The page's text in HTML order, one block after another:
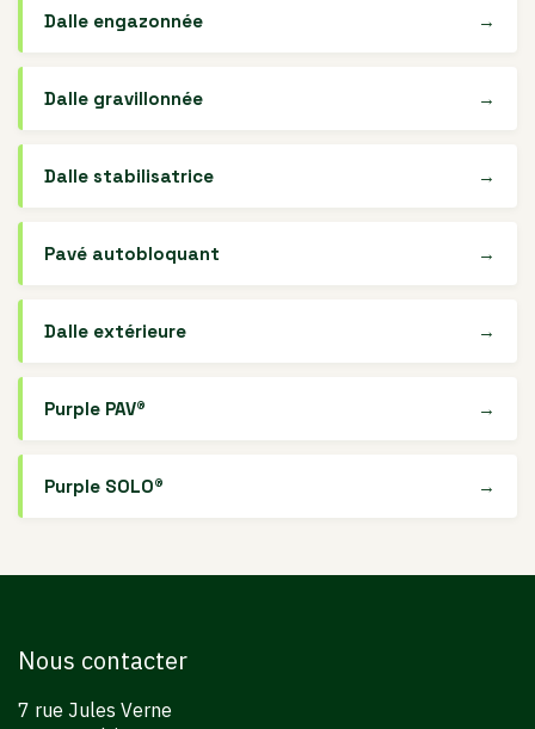
Dalle engazonnée →
Dalle gravillonnée →
Dalle stabilisatrice →
Pavé autobloquant →
Dalle extérieure →
Purple PAV® →
Purple SOLO® →
Nous contacter
7 rue Jules Verne